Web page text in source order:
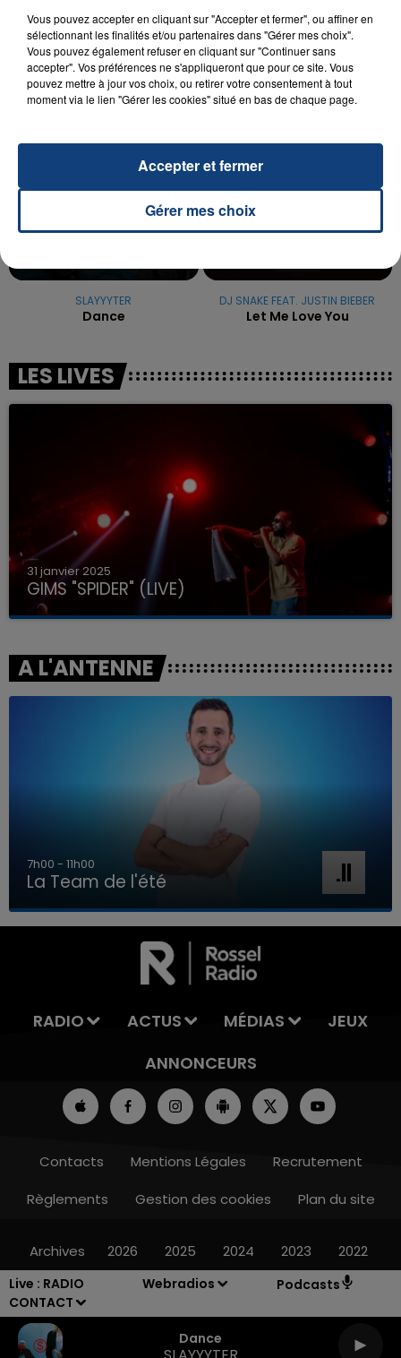
Live : RADIO
CONTACT
Webradios Podcasts
Dance
LA TEAM DE L'ÉTÉ
reconnu sa responsabilité et présenté ses
excuses.
TITRES DIFFUSÉS
SLAYYYTER
Dance
DJ SNAKE FEAT. JUSTIN BIEBER
Let Me Love You
LES LIVES
31 janvier 2025
GIMS "SPIDER" (LIVE)
A L'ANTENNE
7h00 - 11h00
La Team de l'été
RADIO ACTUS MÉDIAS
JEUX
ANNONCEURS
Contacts Mentions Légales
Recrutement
Règlements
Gestion des cookies Plan du site
Archives 2026 2025 2024 2023 2022
Vous pouvez accepter en cliquant sur "Accepter et fermer", ou affiner en
sélectionnant les finalités et/ou partenaires dans "Gérer mes choix".
Vous pouvez également refuser en cliquant sur "Continuer sans
accepter". Vos préférences ne s'appliqueront que pour ce site. Vous
pouvez mettre à jour vos choix, ou retirer votre consentement à tout
moment via le lien "Gérer les cookies" situé en bas de chaque page.
Gérer mes choix
Accepter et fermer